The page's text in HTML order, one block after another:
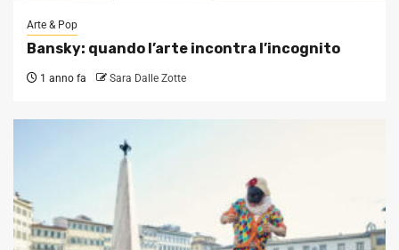
Arte & Pop
Bansky: quando l’arte incontra l’incognito
1 anno fa Sara Dalle Zotte